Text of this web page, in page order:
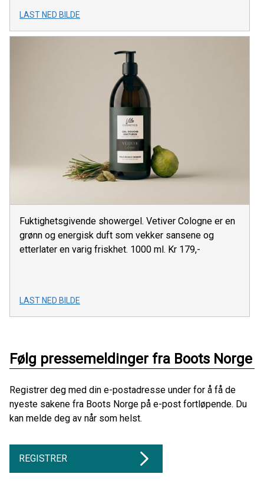
LAST NED BILDE
Fuktighetsgivende showergel. Vetiver Cologne er en
grønn og energisk duft som vekker sansene og
etterlater en varig friskhet. 1000 ml. Kr 179,-
LAST NED BILDE
Følg pressemeldinger fra Boots Norge
Registrer deg med din e-postadresse under for å få de
nyeste sakene fra Boots Norge på e-post fortløpende. Du
kan melde deg av når som helst.
REGISTRER